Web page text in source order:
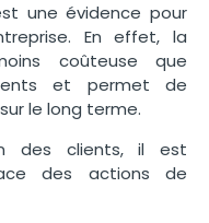
une évidence pour
En effet, la
coûteuse que
et permet de
le long terme.
des clients, il est
des actions de